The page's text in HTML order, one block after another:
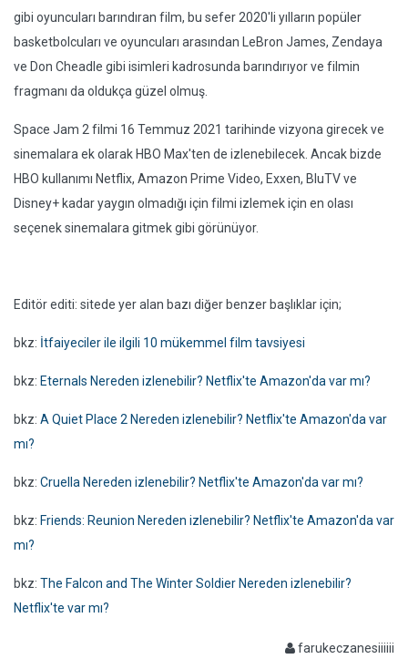
gibi oyuncuları barındıran film, bu sefer 2020'li yılların popüler
basketbolcuları ve oyuncuları arasından LeBron James, Zendaya
ve Don Cheadle gibi isimleri kadrosunda barındırıyor ve filmin
fragmanı da oldukça güzel olmuş.
Space Jam 2 filmi 16 Temmuz 2021 tarihinde vizyona girecek ve
sinemalara ek olarak HBO Max'ten de izlenebilecek. Ancak bizde
HBO kullanımı Netflix, Amazon Prime Video, Exxen, BluTV ve
Disney+ kadar yaygın olmadığı için filmi izlemek için en olası
seçenek sinemalara gitmek gibi görünüyor.
Editör editi: sitede yer alan bazı diğer benzer başlıklar için;
bkz: İtfaiyeciler ile ilgili 10 mükemmel film tavsiyesi
bkz: Eternals Nereden izlenebilir? Netflix'te Amazon'da var mı?
bkz: A Quiet Place 2 Nereden izlenebilir? Netflix'te Amazon'da var
mı?
bkz: Cruella Nereden izlenebilir? Netflix'te Amazon'da var mı?
bkz: Friends: Reunion Nereden izlenebilir? Netflix'te Amazon'da var
mı?
bkz: The Falcon and The Winter Soldier Nereden izlenebilir?
Netflix'te var mı?
farukeczanesiiiiii